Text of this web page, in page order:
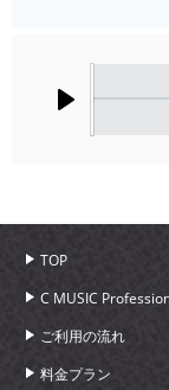
TOP
C MUSIC
ご利用の流れ
料金プラン